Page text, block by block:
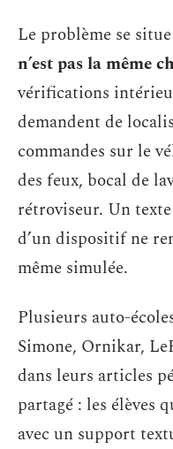
Le problème se
n’est pas la même
vérifications
demandent de
commandes sur le
des feux, bocal de
rétroviseur. Un
d’un dispositif ne
même simulée.
Plusieurs auto-
Simone, Ornikar,
dans leurs articles
partagé : les élèves
avec un support